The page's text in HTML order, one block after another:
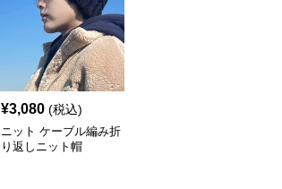
¥3,080 (税込)
ニット ケーブル編み折
り返しニット帽